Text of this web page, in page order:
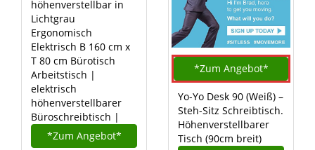
höhenverstellbar in
Lichtgrau
Ergonomisch
Elektrisch B 160 cm x
T 80 cm Bürotisch
Arbeitstisch |
elektrisch
höhenverstellbarer
Büroschreibtisch |
*Zum Angebot*
*Zum Angebot*
Yo-Yo Desk 90 (Weiß) –
Steh-Sitz Schreibtisch.
Höhenverstellbarer
Tisch (90cm breit)